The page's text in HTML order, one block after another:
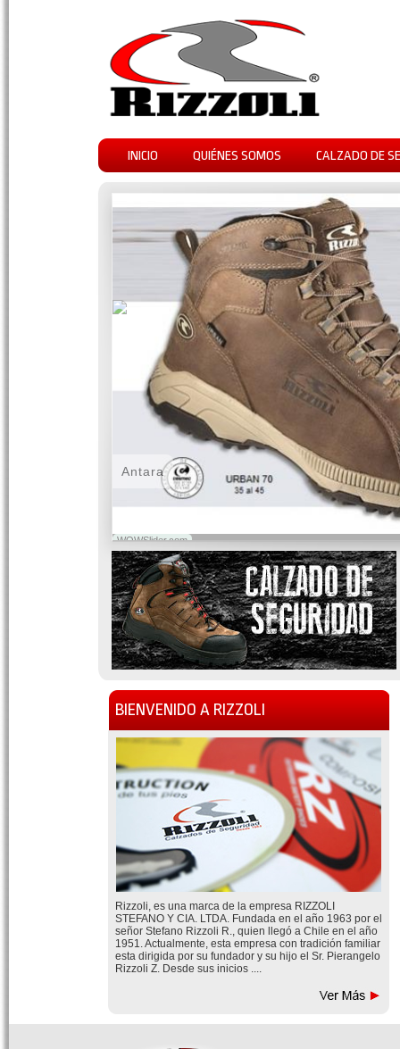
INICIO QUIÉNES SOMOS CALZADO DE
WOWSlider.com
Antara
BIENVENIDO A RIZZOLI
Rizzoli, es una marca de la empresa RIZZOLI
STEFANO Y CIA. LTDA. Fundada en el año 1963 por el
señor Stefano Rizzoli R., quien llegó a Chile en el año
1951. Actualmente, esta empresa con tradición familiar
esta dirigida por su fundador y su hijo el Sr. Pierangelo
Rizzoli Z. Desde sus inicios ....